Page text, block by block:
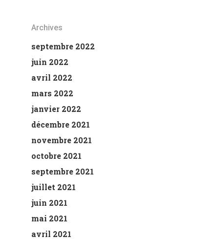
Archives
septembre 2022
juin 2022
avril 2022
mars 2022
janvier 2022
décembre 2021
novembre 2021
octobre 2021
septembre 2021
juillet 2021
juin 2021
mai 2021
avril 2021